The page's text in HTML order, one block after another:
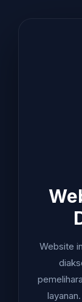
Website